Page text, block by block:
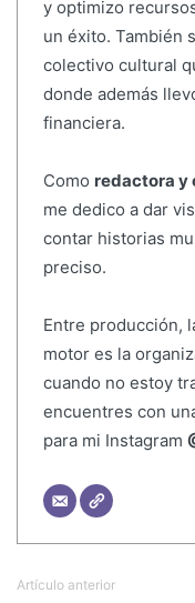
y optimizo
un éxito. También
colectivo cultural
donde además
financiera.
Como redactora y
me dedico a dar
contar historias
preciso.
Entre producción,
motor es la
cuando no estoy
encuentres con
para mi Instagram
Artículo anterior